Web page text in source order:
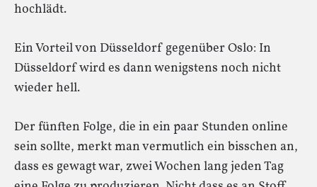
hochlädt.
Ein Vorteil von Düsseldorf gegenüber Oslo: In
Düsseldorf wird es dann wenigstens noch nicht
wieder hell.
Der fünften Folge, die in ein paar Stunden online
sein sollte, merkt man vermutlich ein bisschen an,
dass es gewagt war, zwei Wochen lang jeden Tag